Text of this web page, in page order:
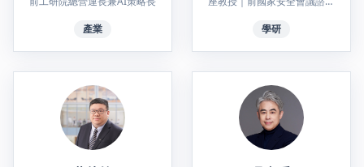
產業
學研